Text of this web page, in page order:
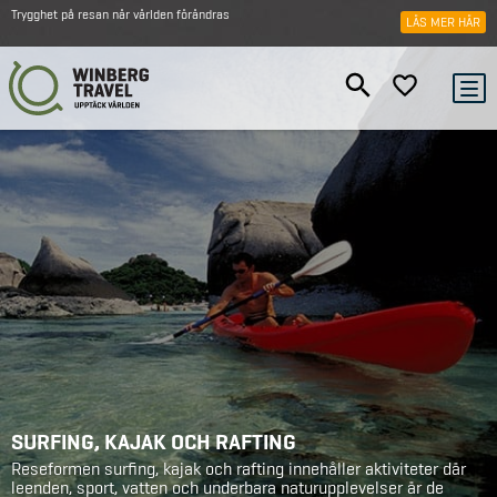
Trygghet på resan när världen förändras LÄS MER HÄR
SURFING, KAJAK OCH RAFTING
Reseformen surfing, kajak och rafting innehåller aktiviteter där
leenden, sport, vatten och underbara naturupplevelser är de